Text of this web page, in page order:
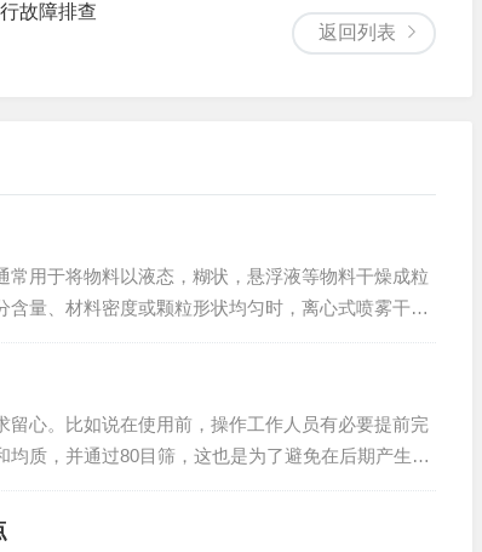
返回列表
故障排查
于将物料以液态，糊状，悬浮液等物料干燥成粒
量、材料密度或颗粒形状均匀时，离心式喷雾干燥
心。比如说在使用前，操作工作人员有必要提前完
质，并通过80目筛，这也是为了避免在后期产生雾